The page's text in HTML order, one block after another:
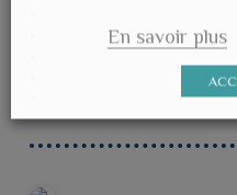
En savoir plus